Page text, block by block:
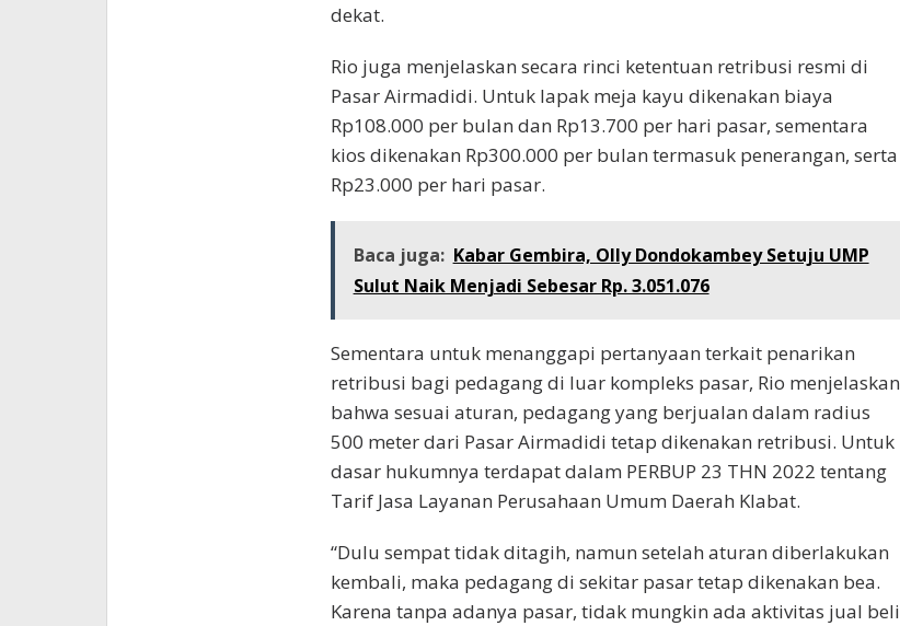
dekat.
Rio juga menjelaskan secara rinci ketentuan retribusi resmi di
Pasar Airmadidi. Untuk lapak meja kayu dikenakan biaya
Rp108.000 per bulan dan Rp13.700 per hari pasar, sementara
kios dikenakan Rp300.000 per bulan termasuk penerangan, serta
Rp23.000 per hari pasar.
Baca juga: Kabar Gembira, Olly Dondokambey Setuju UMP
Sulut Naik Menjadi Sebesar Rp. 3.051.076
Sementara untuk menanggapi pertanyaan terkait penarikan
retribusi bagi pedagang di luar kompleks pasar, Rio menjelaskan
bahwa sesuai aturan, pedagang yang berjualan dalam radius
500 meter dari Pasar Airmadidi tetap dikenakan retribusi. Untuk
dasar hukumnya terdapat dalam PERBUP 23 THN 2022 tentang
Tarif Jasa Layanan Perusahaan Umum Daerah Klabat.
“Dulu sempat tidak ditagih, namun setelah aturan diberlakukan
kembali, maka pedagang di sekitar pasar tetap dikenakan bea.
Karena tanpa adanya pasar, tidak mungkin ada aktivitas jual beli